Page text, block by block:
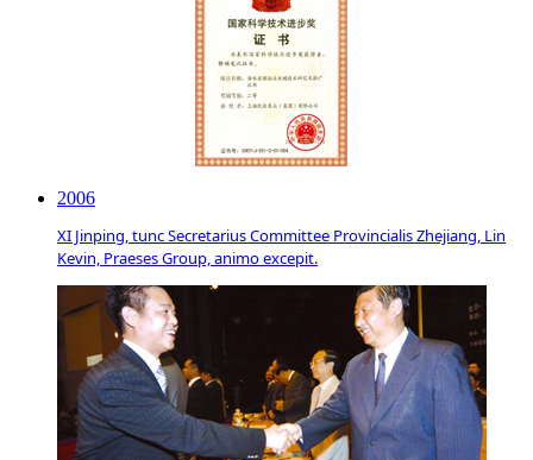
2006
XI Jinping, tunc Secretarius Committee Provincialis Zhejiang, Lin
Kevin, Praeses Group, animo excepit.